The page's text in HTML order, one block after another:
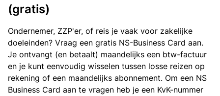
(gratis)
Ondernemer, ZZP'er, of reis je vaak voor zakelijke
doeleinden? Vraag een gratis NS-Business Card aan.
Je ontvangt (en betaalt) maandelijks een btw-factuur
en je kunt eenvoudig wisselen tussen losse reizen op
rekening of een maandelijks abonnement. Om een NS
Business Card aan te vragen heb je een KvK-nummer